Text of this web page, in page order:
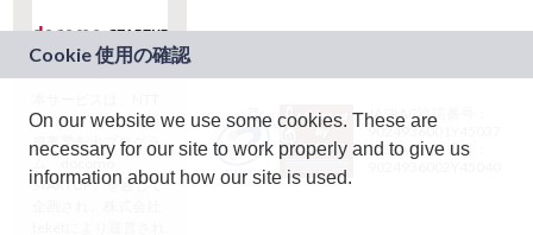
ドコモグループの新
規事業創出プログラ
ム「docomo
STARTUP」を通じて
JASRAC許諾番号：
9024936001Y45037
JASRAC許諾番号：
On our website we use some cookies. These are
necessary for our site to work properly and to give us
information about how our site is used.